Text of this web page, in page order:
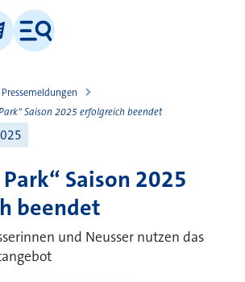
Sprache
Menü
Pressemeldungen
Saison 2025 erfolgreich beendet
Saison 2025
beendet
und Neusser nutzen das